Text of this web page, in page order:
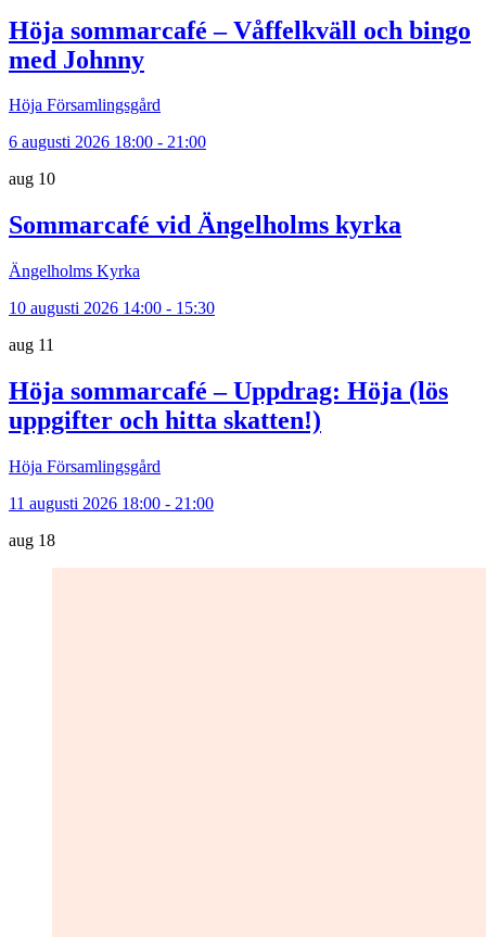
Höja sommarcafé – Våffelkväll och bingo
med Johnny
Höja Församlingsgård
6 augusti 2026 18:00 - 21:00
aug 10
Sommarcafé vid Ängelholms kyrka
Ängelholms Kyrka
10 augusti 2026 14:00 - 15:30
aug 11
Höja sommarcafé – Uppdrag: Höja (lös
uppgifter och hitta skatten!)
Höja Församlingsgård
11 augusti 2026 18:00 - 21:00
aug 18